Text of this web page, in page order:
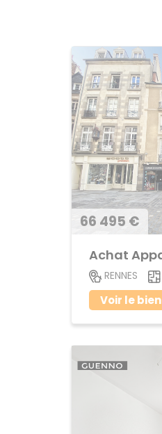
66 495 €
RENNES
Voir le bien